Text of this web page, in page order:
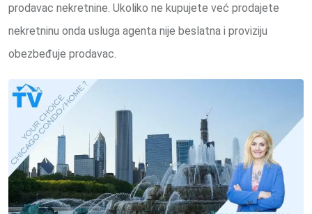
prodavac nekretnine. Ukoliko ne kupujete već prodajete
nekretninu onda usluga agenta nije beslatna i proviziju
obezbeđuje prodavac.